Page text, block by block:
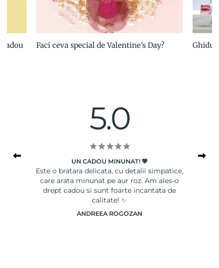
cadou Faci ceva special de Valentine’s Day? Ghidul
5.0
UN CADOU MINUNAT! 💖
Este o bratara delicata, cu detalii simpatice,
care arata minunat pe aur roz. Am ales-o
drept cadou si sunt foarte incantata de
calitate! ✨
ANDREEA ROGOZAN